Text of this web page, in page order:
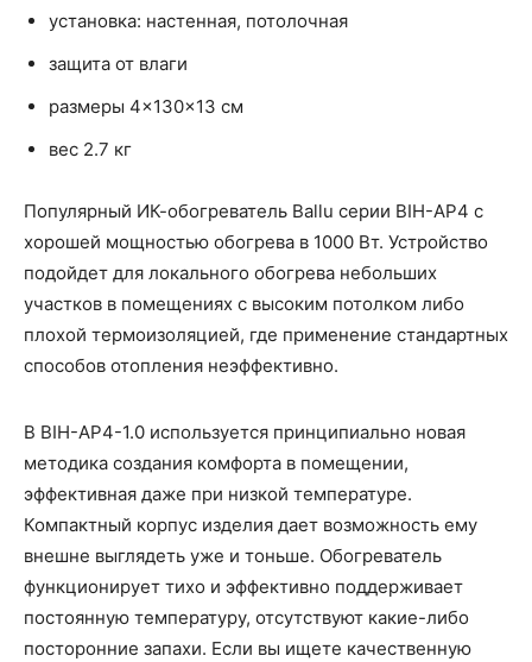
установка: настенная, потолочная
защита от влаги
размеры 4×130×13 см
вес 2.7 кг
Популярный ИК-обогреватель Ballu серии BIH-AP4 с
хорошей мощностью обогрева в 1000 Вт. Устройство
подойдет для локального обогрева небольших
участков в помещениях с высоким потолком либо
плохой термоизоляцией, где применение стандартных
способов отопления неэффективно.
В BIH-AP4-1.0 используется принципиально новая
методика создания комфорта в помещении,
эффективная даже при низкой температуре.
Компактный корпус изделия дает возможность ему
внешне выглядеть уже и тоньше. Обогреватель
функционирует тихо и эффективно поддерживает
постоянную температуру, отсутствуют какие-либо
посторонние запахи. Если вы ищете качественную